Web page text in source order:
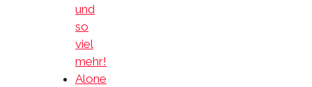
und
so
viel
mehr!
Alone